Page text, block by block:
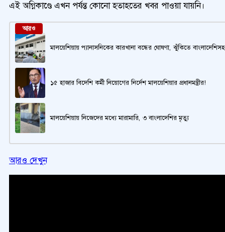
এই অগ্নিকাণ্ডে এখন পর্যন্ত কোনো হতাহতের খবর পাওয়া যায়নি।
আরও
মালয়েশিয়ায় প্যানাসনিকের কারখানা বন্ধের ঘোষণা, ঝুঁকিতে
১৫ হাজার বিদেশি কর্মী নিয়োগের নির্দেশ মালয়েশিয়ার প্রধানমন্ত্রীর!
মালয়েশিয়ায় নিজেদের মধ্যে মারামারি, ৩ বাংলাদেশির মৃত্যু
আরও দেখুন